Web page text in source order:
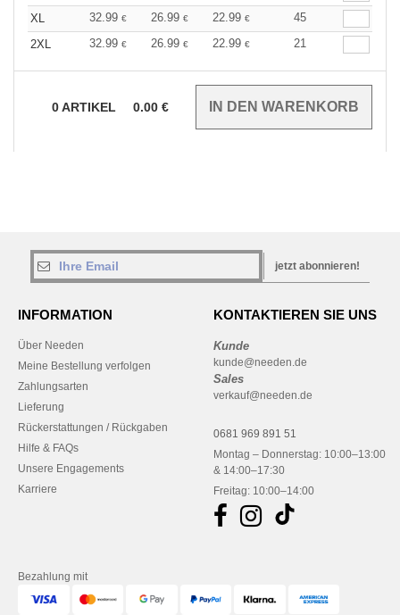
XL
32.99 € 26.99 € 22.99 €
45
2XL
32.99 € 26.99 € 22.99 € 21
0ARTIKEL 0.00 €
jetzt abonnieren!
INFORMATION
Über Needen
Meine Bestellung verfolgen
Zahlungsarten
Lieferung
Rückerstattungen / Rückgaben
Hilfe & FAQs
Unsere Engagements
Karriere
KONTAKTIEREN SIE UNS
Kunde
kunde@needen.de
Sales
verkauf@needen.de
0681 969 891 51
Montag – Donnerstag: 10:00–13:00
& 14:00–17:30
Freitag: 10:00–14:00
Bezahlung mit